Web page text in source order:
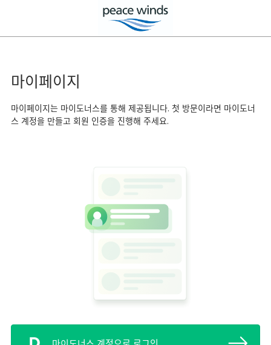
마이페이지
마이페이지는 마이도너스를 통해 제공됩니다. 첫 방문이라면 마이도너
스 계정을 만들고 회원 인증을 진행해 주세요.